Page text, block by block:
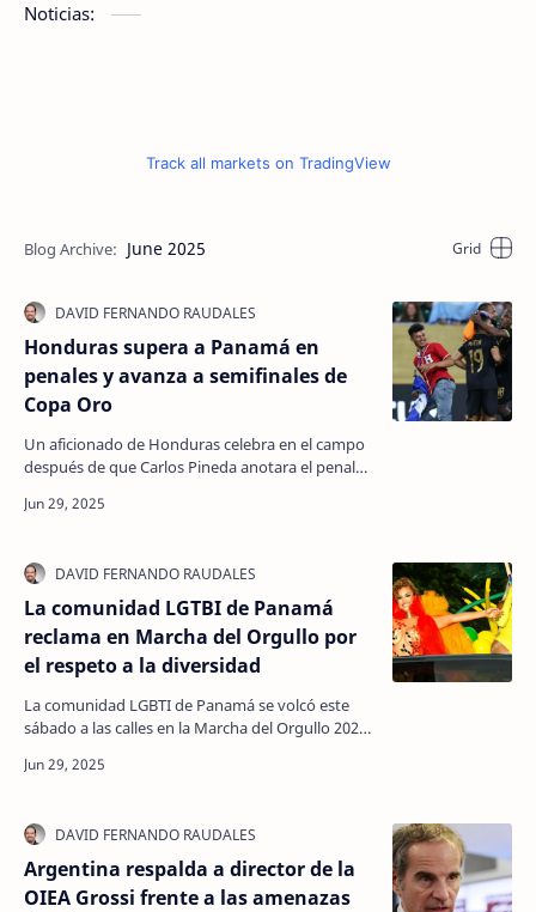
Noticias:
Track all markets on TradingView
June 2025
Honduras supera a Panamá en
penales y avanza a semifinales de
Copa Oro
Un aficionado de Honduras celebra en el campo
después de que Carlos Pineda anotara el penal
Copa Or…
La comunidad LGTBI de Panamá
reclama en Marcha del Orgullo por
el respeto a la diversidad
La comunidad LGBTI de Panamá se volcó este
sábado a las calles en la Marcha del Orgullo 2025,
Argentina respalda a director de la
OIEA Grossi frente a las amenazas